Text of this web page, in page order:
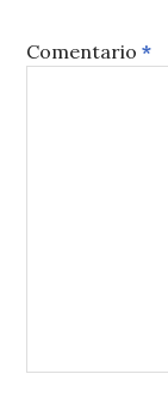
Comentario*